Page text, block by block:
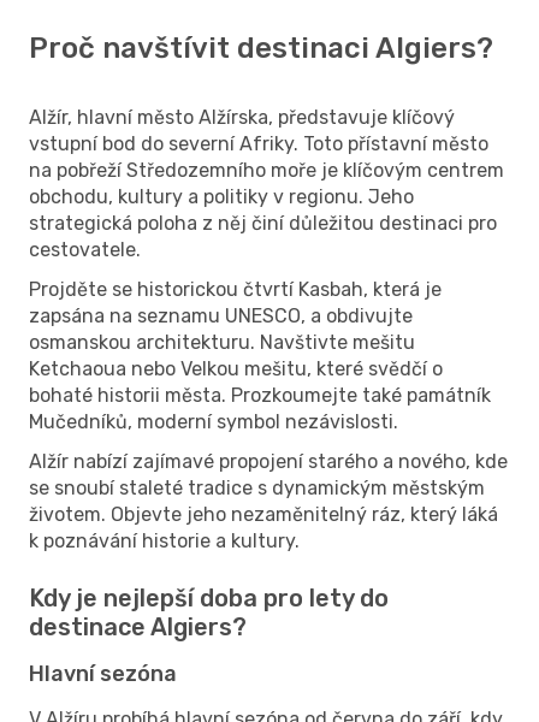
Proč navštívit destinaci Algiers?
Alžír, hlavní město Alžírska, představuje klíčový
vstupní bod do severní Afriky. Toto přístavní město
na pobřeží Středozemního moře je klíčovým centrem
obchodu, kultury a politiky v regionu. Jeho
strategická poloha z něj činí důležitou destinaci pro
cestovatele.
Projděte se historickou čtvrtí Kasbah, která je
zapsána na seznamu UNESCO, a obdivujte
osmanskou architekturu. Navštivte mešitu
Ketchaoua nebo Velkou mešitu, které svědčí o
bohaté historii města. Prozkoumejte také památník
Mučedníků, moderní symbol nezávislosti.
Alžír nabízí zajímavé propojení starého a nového, kde
se snoubí staleté tradice s dynamickým městským
životem. Objevte jeho nezaměnitelný ráz, který láká
k poznávání historie a kultury.
Kdy je nejlepší doba pro lety do
destinace Algiers?
Hlavní sezóna